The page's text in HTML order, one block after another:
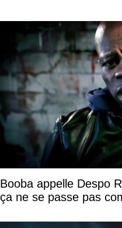
Booba appelle Despo
ça ne se passe pas